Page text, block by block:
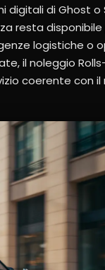
digitali di Ghost o
resta
logistiche o
il noleggio
coerente con il